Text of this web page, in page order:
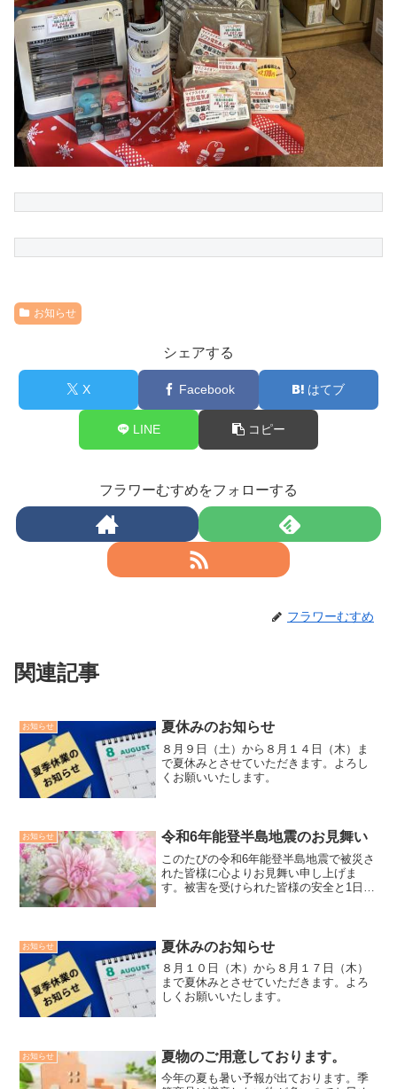
お知らせ
シェアする
X Facebook はてブ
LINE コピー
フラワーむすめをフォローする
フラワーむすめ
関連記事
お知らせ 夏休みのお知らせ
８月９日（土）から８月１４日（木）ま
で夏休みとさせていただきます。よろし
くお願いいたします。
お知らせ 令和6年能登半島地震のお見舞い
このたびの令和6年能登半島地震で被災さ
れた皆様に心よりお見舞い申し上げま
す。被害を受けられた皆様の安全と1日で
お知らせ 夏休みのお知らせ
８月１０日（木）から８月１７日（木）
まで夏休みとさせていただきます。よろ
しくお願いいたします。
お知らせ 夏物のご用意しております。
今年の夏も暑い予報が出ております。季